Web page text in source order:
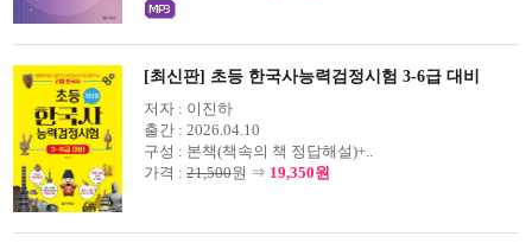
[최신판] 초등 한국사능력검정시험 3-6급 대비
저자 : 이진하
출간 : 2026.04.10
구성 : 본책(책속의 책 정답해설)+..
가격 : 21,500원 ⇒ 19,350원